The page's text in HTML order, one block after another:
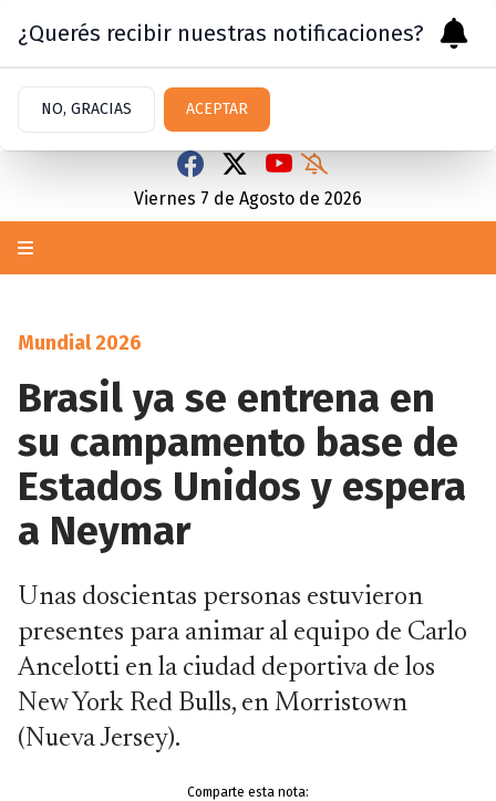
Viernes 7 de Agosto de 2026
Mundial 2026
Brasil ya se entrena en
su campamento base de
Estados Unidos y espera
a Neymar
Unas doscientas personas estuvieron
presentes para animar al equipo de Carlo
Ancelotti en la ciudad deportiva de los
New York Red Bulls, en Morristown
(Nueva Jersey).
Comparte esta nota:
¿Querés recibir nuestras notificaciones?
NO, GRACIAS ACEPTAR